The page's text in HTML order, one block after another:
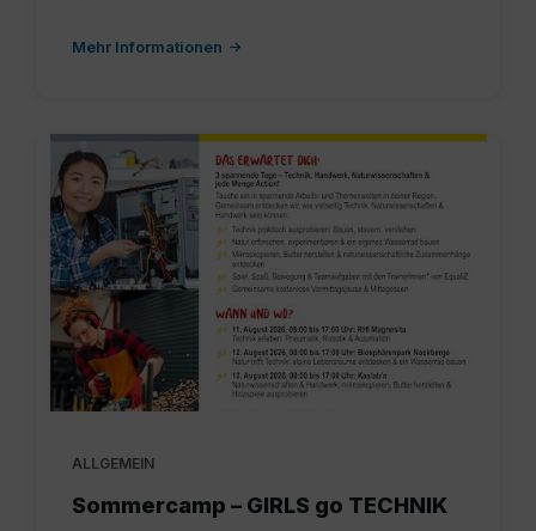
Mehr Informationen
GGT_Sommercamp2026_digital.pdf
ALLGEMEIN
Sommercamp – GIRLS go TECHNIK